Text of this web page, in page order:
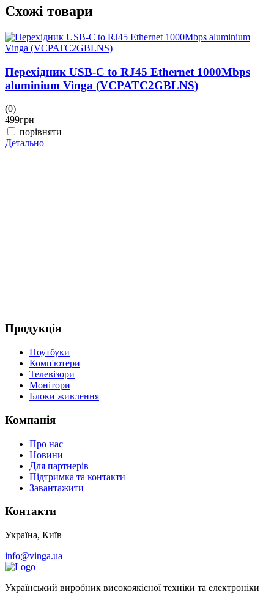
Схожі товари
Перехідник USB-C to RJ45 Ethernet 1000Mbps
aluminium Vinga (VCPATC2GBLNS)
(0)
499грн
порівняти
Детально
Продукція
Ноутбуки
Комп'ютери
Телевізори
Монітори
Блоки живлення
Компанія
Про нас
Новини
Для партнерів
Підтримка та контакти
Завантажити
Контакти
Україна, Київ
info@vinga.ua
Український виробник високоякісної техніки та електроніки